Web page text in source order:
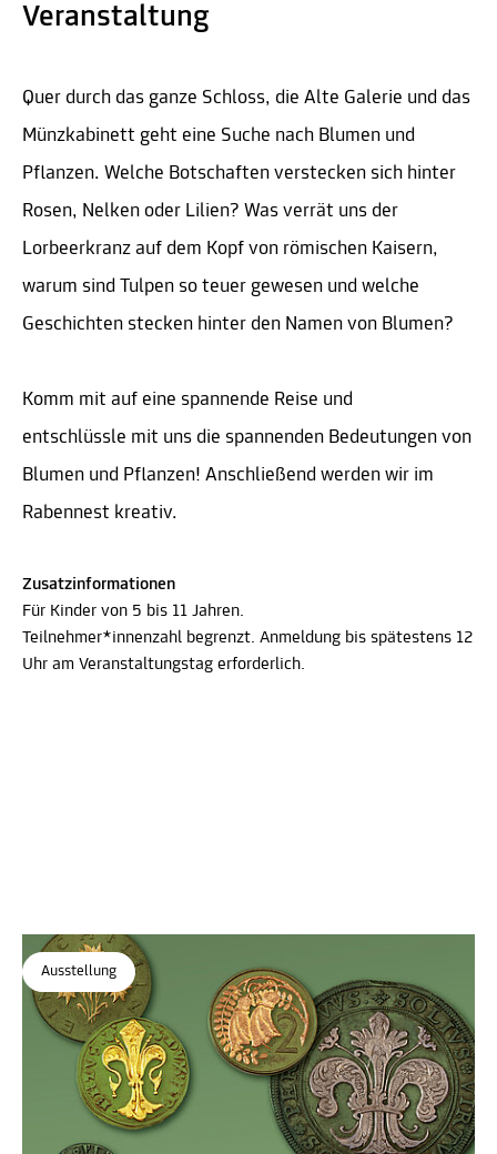
Veranstaltung
Quer durch das ganze Schloss, die Alte Galerie und das
Münzkabinett geht eine Suche nach Blumen und
Pflanzen. Welche Botschaften verstecken sich hinter
Rosen, Nelken oder Lilien? Was verrät uns der
Lorbeerkranz auf dem Kopf von römischen Kaisern,
warum sind Tulpen so teuer gewesen und welche
Geschichten stecken hinter den Namen von Blumen?
Komm mit auf eine spannende Reise und
entschlüssle mit uns die spannenden Bedeutungen von
Blumen und Pflanzen! Anschließend werden wir im
Rabennest kreativ.
Zusatzinformationen
Für Kinder von 5 bis 11 Jahren.
Teilnehmer*innenzahl begrenzt. Anmeldung bis spätestens 12
Uhr am Veranstaltungstag erforderlich.
Ausstellung